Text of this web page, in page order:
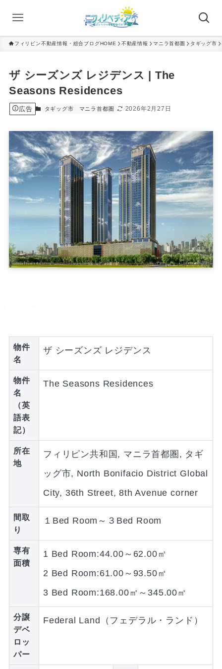
フィリピン不動産情報・総合ブログHOME 不動産情報 マニラ首都圏 タギッグ市
ザ シーズンズ レジデンス | The
Seasons Residences
広告 タギッグ市 マニラ首都圏 2026年2月27日
物件
名
ザ シーズンズ レジデンス
物件
名
（英
語表
記）
The Seasons Residences
所在
地
フィリピン共和国, マニラ首都圏, タギ
ッグ市, North Bonifacio District Global
City, 36th Street, 8th Avenue corner
間取
り
１Bed Room～３Bed Room
専有
面積
1 Bed Room:44.00～62.00㎡
2 Bed Room:61.00～93.50㎡
3 Bed Room:168.00㎡～345.00㎡
分譲
デベ
ロッ
パー
Federal Land（フェデラル・ランド）